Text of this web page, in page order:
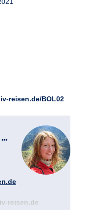
reisen.de/BOL02
reisen.de